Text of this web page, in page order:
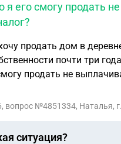
я его смогу продать не
продать дом в
почти три
продать не
, вопрос №4851334, Наталья,
ситуация?